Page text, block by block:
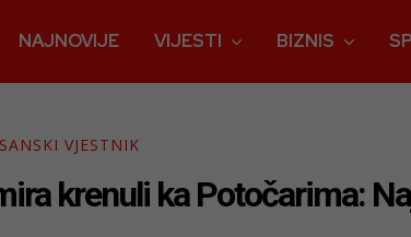
NAJNOVIJE VIJESTI BIZNIS
VJESTNIK
krenuli ka Potočarima: